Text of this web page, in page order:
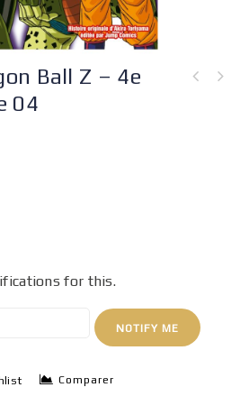
Ball Z – 4e
04
for this.
NOTIFY ME
Comparer